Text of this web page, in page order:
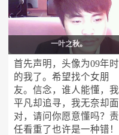
一叶之秋。
首先声明，头像为09年时
的我了。希望找个女朋
友。信念，谁人能懂，我
平凡却追寻，我无奈却面
对，请问你愿意懂吗？责
任看重了也许是一种错！